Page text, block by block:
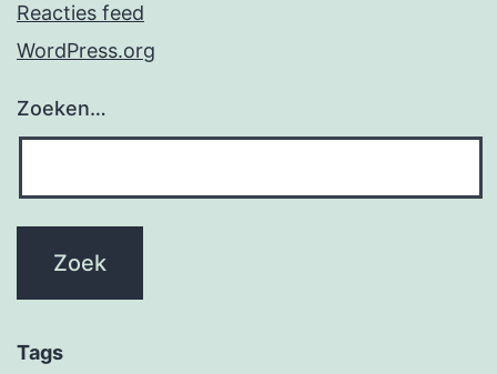
Reacties feed
WordPress.org
Zoeken…
Tags